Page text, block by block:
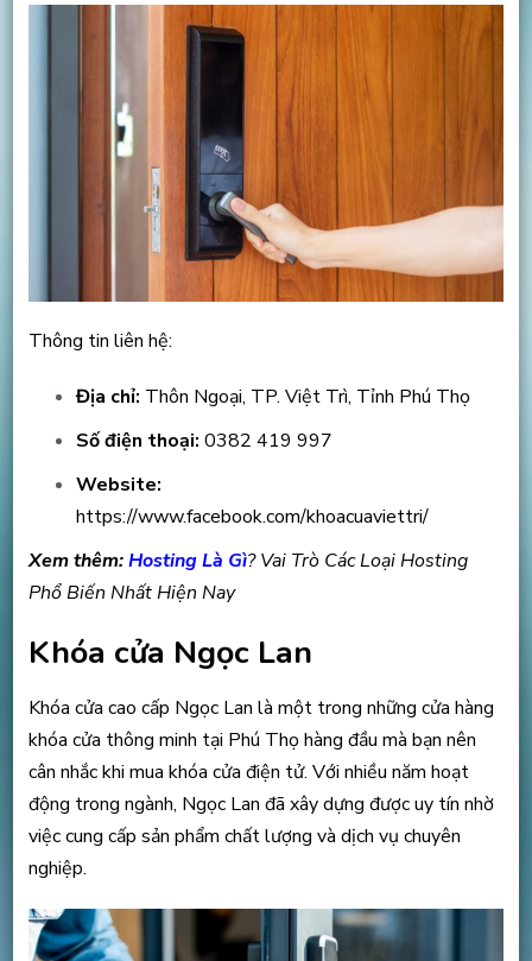
Thông tin liên hệ:
Địa chỉ: Thôn Ngoại, TP. Việt Trì, Tỉnh Phú Thọ
Số điện thoại: 0382 419 997
Website:
https://www.facebook.com/khoacuaviettri/
Xem thêm:Hosting Là Gì? Vai Trò Các Loại Hosting
Phổ Biến Nhất Hiện Nay
Khóa cửa Ngọc Lan
Khóa cửa cao cấp Ngọc Lan là một trong những cửa hàng
khóa cửa thông minh tại Phú Thọ hàng đầu mà bạn nên
cân nhắc khi mua khóa cửa điện tử. Với nhiều năm hoạt
động trong ngành, Ngọc Lan đã xây dựng được uy tín nhờ
việc cung cấp sản phẩm chất lượng và dịch vụ chuyên
nghiệp.